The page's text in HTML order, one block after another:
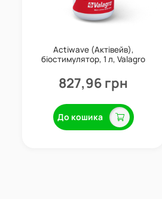
Actiwave (Актівейв),
біостимулятор, 1 л, Valagro
827,96 грн
До кошика